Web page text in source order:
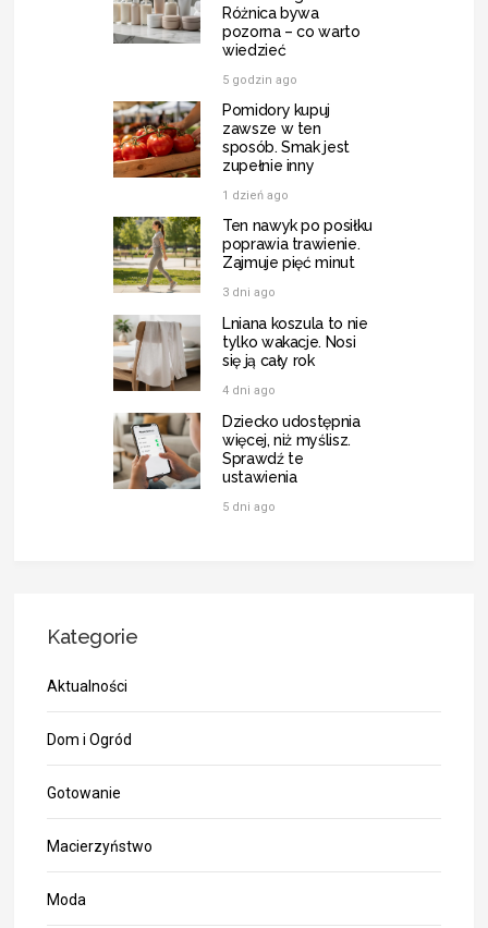
Różnica bywa
pozorna – co warto
wiedzieć
5 godzin ago
Pomidory kupuj
zawsze w ten
sposób. Smak jest
zupełnie inny
1 dzień ago
Ten nawyk po posiłku
poprawia trawienie.
Zajmuje pięć minut
3 dni ago
Lniana koszula to nie
tylko wakacje. Nosi
się ją cały rok
4 dni ago
Dziecko udostępnia
więcej, niż myślisz.
Sprawdź te
ustawienia
5 dni ago
Kategorie
Aktualności
Dom i Ogród
Gotowanie
Macierzyństwo
Moda